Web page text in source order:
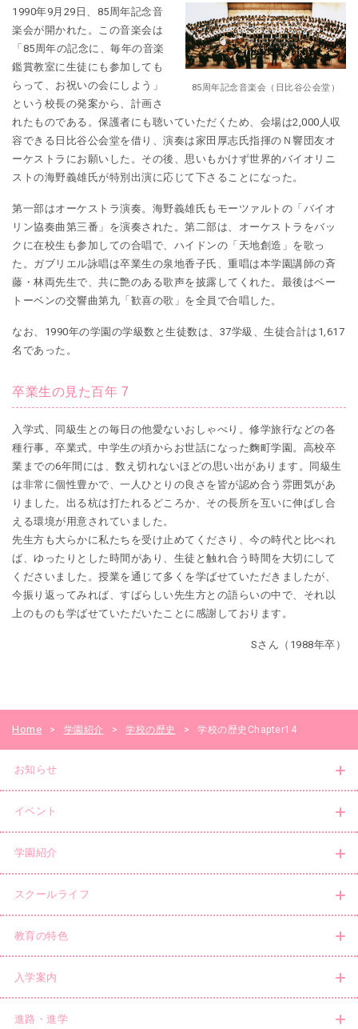
85周年記念音楽会（日比谷公会堂）
1990年9月29日、85周年記念音
楽会が開かれた。この音楽会は
「85周年の記念に、毎年の音楽
鑑賞教室に生徒にも参加しても
らって、お祝いの会にしよう」
という校長の発案から、計画さ
れたものである。保護者にも聴いていただくため、会場は2,000人収
容できる日比谷公会堂を借り、演奏は家田厚志氏指揮のＮ響団友オ
ーケストラにお願いした。その後、思いもかけず世界的バイオリニ
ストの海野義雄氏が特別出演に応じて下さることになった。
第一部はオーケストラ演奏。海野義雄氏もモーツァルトの「バイオ
リン協奏曲第三番」を演奏された。第二部は、オーケストラをバッ
クに在校生も参加しての合唱で、ハイドンの「天地創造」を歌っ
た。ガブリエル詠唱は卒業生の泉地香子氏、重唱は本学園講師の斉
藤・林両先生で、共に艶のある歌声を披露してくれた。最後はベー
トーベンの交響曲第九「歓喜の歌」を全員で合唱した。
なお、1990年の学園の学級数と生徒数は、37学級、生徒合計は1,617
名であった。
卒業生の見た百年 7
入学式、同級生との毎日の他愛ないおしゃべり。修学旅行などの各
種行事。卒業式。中学生の頃からお世話になった麴町学園。高校卒
業までの6年間には、数え切れないほどの思い出があります。同級生
は非常に個性豊かで、一人ひとりの良さを皆が認め合う雰囲気があ
りました。出る杭は打たれるどころか、その長所を互いに伸ばし合
える環境が用意されていました。
先生方も大らかに私たちを受け止めてくださり、今の時代と比べれ
ば、ゆったりとした時間があり、生徒と触れ合う時間を大切にして
くださいました。授業を通じて多くを学ばせていただきましたが、
今振り返ってみれば、すばらしい先生方との語らいの中で、それ以
上のものも学ばせていただいたことに感謝しております。
Sさん（1988年卒）
Home > 学園紹介 > 学校の歴史 > 学校の歴史Chapter14
お知らせ
イベント
学園紹介
スクールライフ
教育の特色
入学案内
進路・進学